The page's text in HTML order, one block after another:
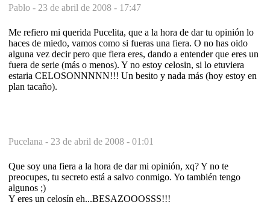
Pablo - 23 de abril de 2008 - 17:47
Me refiero mi querida Pucelita, que a la hora de dar tu opinión lo
haces de miedo, vamos como si fueras una fiera. O no has oido
alguna vez decir pero que fiera eres, dando a entender que eres un
fuera de serie (más o menos). Y no estoy celosin, si lo etuviera
estaria CELOSONNNNN!!! Un besito y nada más (hoy estoy en
plan tacaño).
Pucelana - 23 de abril de 2008 - 01:01
Que soy una fiera a la hora de dar mi opinión, xq? Y no te
preocupes, tu secreto está a salvo conmigo. Yo también tengo
algunos ;)
Y eres un celosín eh...BESAZOOOSSS!!!